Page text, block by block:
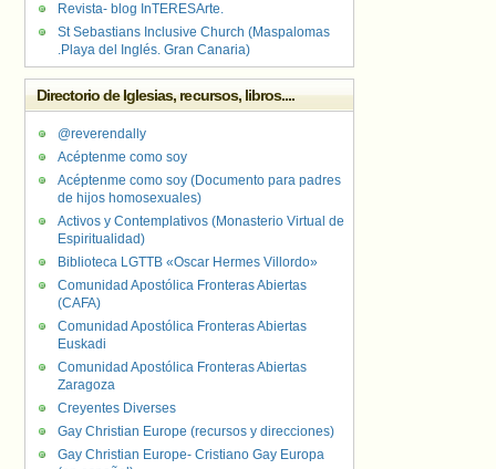
Revista- blog InTERESArte.
St Sebastians Inclusive Church (Maspalomas
.Playa del Inglés. Gran Canaria)
Directorio de Iglesias, recursos, libros....
@reverendally
Acéptenme como soy
Acéptenme como soy (Documento para padres
de hijos homosexuales)
Activos y Contemplativos (Monasterio Virtual de
Espiritualidad)
Biblioteca LGTTB «Oscar Hermes Villordo»
Comunidad Apostólica Fronteras Abiertas
(CAFA)
Comunidad Apostólica Fronteras Abiertas
Euskadi
Comunidad Apostólica Fronteras Abiertas
Zaragoza
Creyentes Diverses
Gay Christian Europe (recursos y direcciones)
Gay Christian Europe- Cristiano Gay Europa